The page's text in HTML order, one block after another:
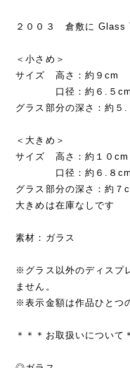
２００３ 倉敷に Glass
＜小さめ＞
サイズ 高さ：約９
口径：約６.５cm
グラス部分の深さ：約５.
＜大きめ＞
サイズ 高さ：約１０
口径：約６.８cm
グラス部分の深さ：約７
大きめは在庫なしです
素材：ガラス
※グラス以外のディスプ
ません。
※表示金額は作品ひとつ
＊＊＊お取扱いについて